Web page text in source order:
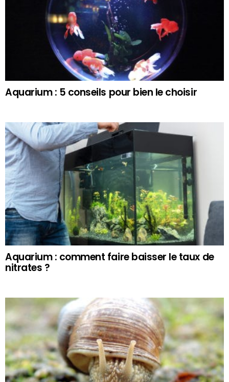
Aquarium : 5 conseils pour bien le choisir
Aquarium : comment faire baisser le taux de
nitrates ?